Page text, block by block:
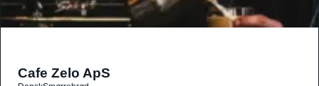
Cafe Zelo ApS